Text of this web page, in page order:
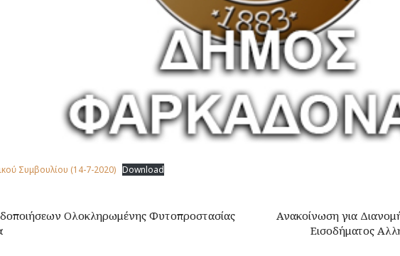
Συμβουλίου (14-7-2020) Download
Ολοκληρωμένης Φυτοπροστασίας
Ανακοίνωση για
Εισοδήματος